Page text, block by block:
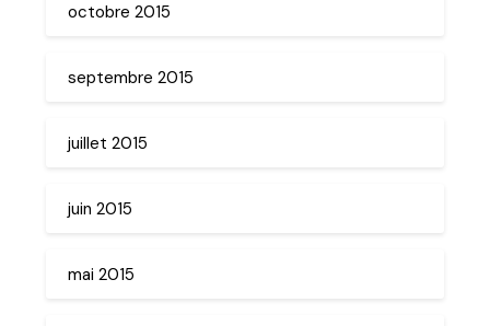
octobre 2015
septembre 2015
juillet 2015
juin 2015
mai 2015